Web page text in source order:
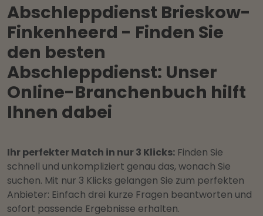
Abschleppdienst Brieskow-
Finkenheerd - Finden Sie
den besten
Abschleppdienst: Unser
Online-Branchenbuch hilft
Ihnen dabei
Ihr perfekter Match in nur 3 Klicks: Finden Sie
schnell und unkompliziert genau das, wonach Sie
suchen. Mit nur 3 Klicks gelangen Sie zum perfekten
Anbieter: Einfach drei kurze Fragen beantworten und
sofort passende Ergebnisse erhalten.